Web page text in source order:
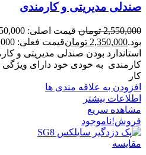
صندلی مدیریتی و کارمندی
2,550,000 تومان
بود.2,350,000 تومانقیمت فعلی: 2,350,000 تومان.
استاندارد بودن صندلی مدیریتی و
کارمندی به خودی خود دارای
کار
افزودن به علاقه مندی ها
اطلاعات بیشتر
مشاهده سریع
فروش!ناموجود
مقایسه